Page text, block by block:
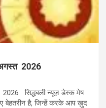
2026
सिद्धबली न्यूज़ डेस्क मेष
बेहतरीन है, जिन्हें करके आप ख़ुद